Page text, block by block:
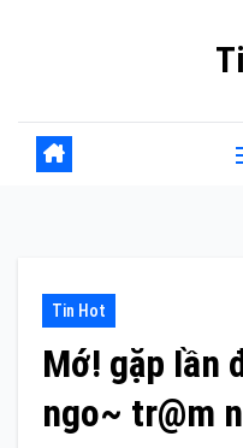
Tin Hot
Mớ! gặp Iần
ngo~ tr@m